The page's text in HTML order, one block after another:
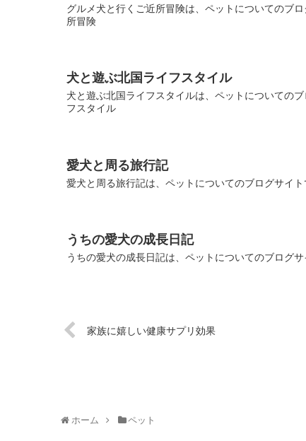
グルメ犬と行くご近所冒険は、ペットについてのブ
所冒険
犬と遊ぶ北国ライフスタイル
犬と遊ぶ北国ライフスタイルは、ペットについての
フスタイル
愛犬と周る旅行記
愛犬と周る旅行記は、ペットについてのブログサイ
うちの愛犬の成長日記
うちの愛犬の成長日記は、ペットについてのブログ
家族に嬉しい健康サプリ効果
ホーム ペット